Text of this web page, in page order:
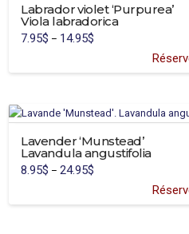
Labrador violet ‘Purpurea’
Viola labradorica
7.95$ – 14.95$
14.95$
Lavender ‘Munstead’
Lavandula angustifolia
8.95$ – 24.95$
24.95$